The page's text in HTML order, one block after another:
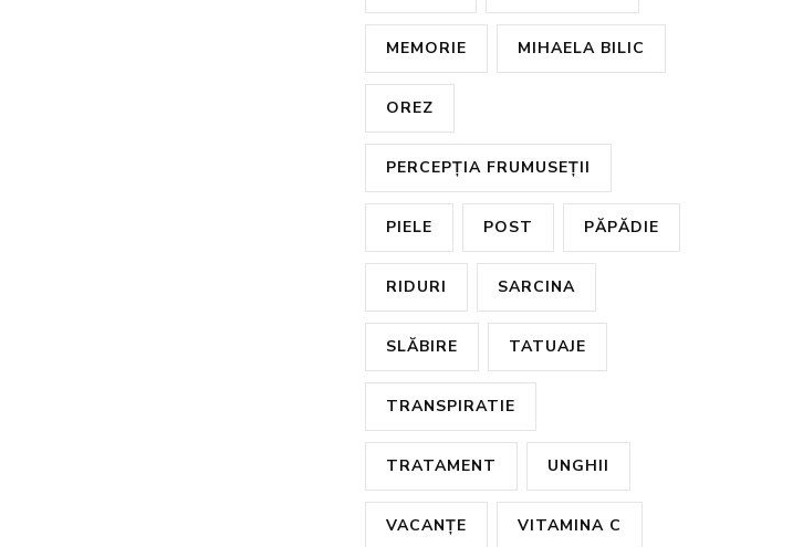
MEMORIE MIHAELA BILIC
OREZ
PERCEPȚIA FRUMUSEȚII
PIELE POST PĂPĂDIE
RIDURI SARCINA
SLĂBIRE TATUAJE
TRANSPIRATIE
TRATAMENT UNGHII
VACANȚE VITAMINA C